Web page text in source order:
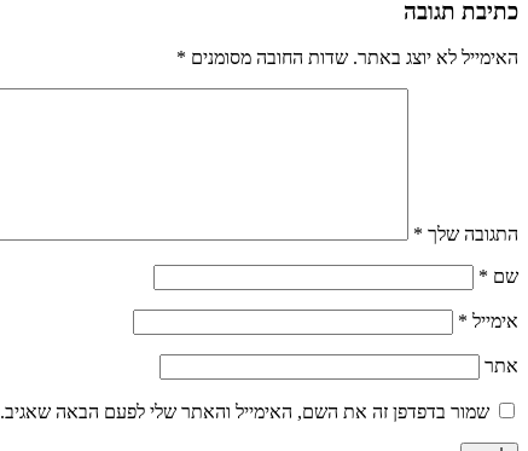
כתיבת תגובה
האימייל לא יוצג באתר. שדות החובה מסומנים *
התגובה שלך *
שם *
אימייל *
אתר
שמור בדפדפן זה את השם, האימייל והאתר שלי לפעם הבאה שאגיב.